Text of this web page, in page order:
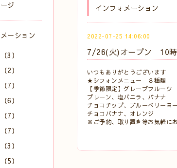
インフォメーション
2022-07-25 14:06:00
7/26(火)オープン 10
いつもありがとうございます
★シフォンメニュー ８種類
【季節限定】グレープフルーツ
プレーン、塩バニラ、バナナ
チョコチップ、ブルーベリーヨ
チョコバナナ、オレンジ
※ご予約、取り置き等お気軽に
ジ
ーション
3）
2）
7）
6）
7）
7）
3）
5）